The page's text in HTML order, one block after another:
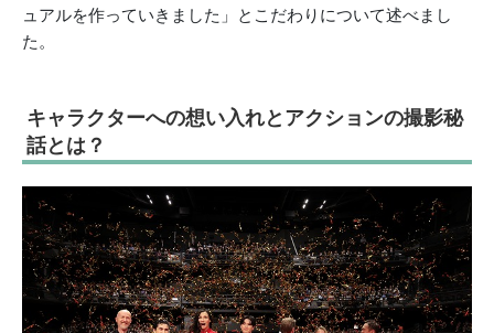
ュアルを作っていきました」とこだわりについて述べまし
た。
キャラクターへの想い入れとアクションの撮影秘
話とは？